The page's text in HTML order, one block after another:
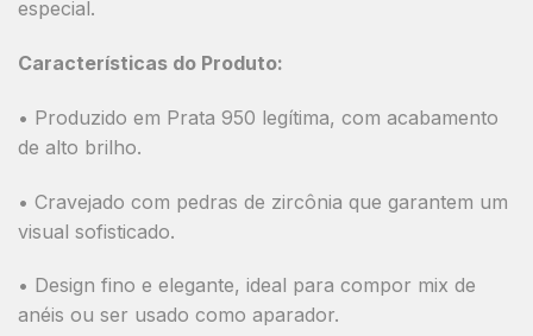
especial.
Características do Produto:
• Produzido em Prata 950 legítima, com acabamento
de alto brilho.
• Cravejado com pedras de zircônia que garantem um
visual sofisticado.
• Design fino e elegante, ideal para compor mix de
anéis ou ser usado como aparador.